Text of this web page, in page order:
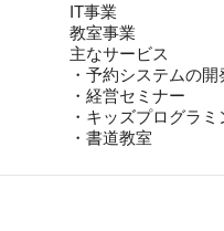
IT事業
教室事業
主なサービス
・予約システムの開
・経営セミナー
・キッズプログラ
・書道教室